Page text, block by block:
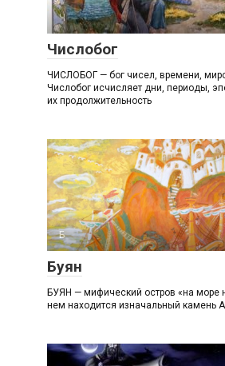
Ч
Числобог
ЧИСЛОБОГ — бог чисел, времени,
Числобог исчисляет дни, периоды,
их продолжительность
Б
Буян
БУЯН — мифический остров «на море
нем находится изначальный камень